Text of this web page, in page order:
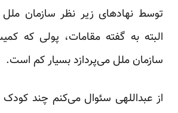
توسط نهادهای زیر نظر سازمان
البته به گفته مقامات، پولی که
سازمان ملل می‌پردازد بسیار کم است.
از عبداللهی سئوال می‌کنم چند کودک